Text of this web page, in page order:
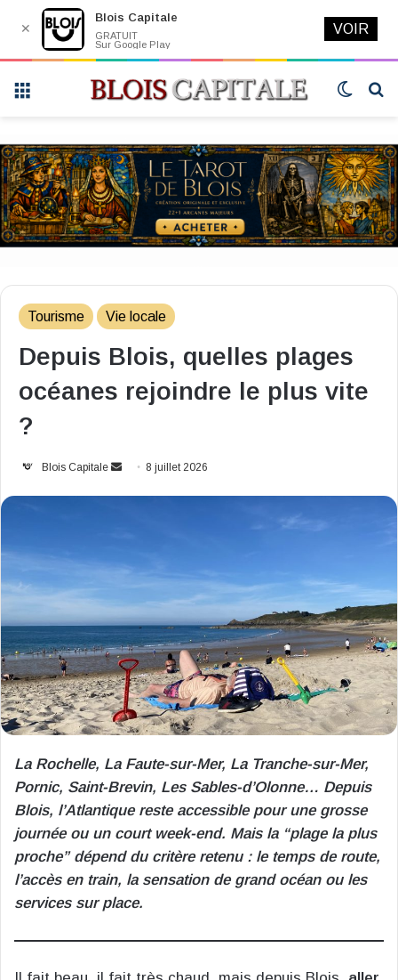
Switch
Tourisme Vie locale
Depuis Blois, quelles plages
océanes rejoindre le plus vite
?
Blois Capitale
Envoyer8 juillet 2026
La Rochelle, La Faute-sur-Mer, La Tranche-sur-Mer,
Pornic, Saint-Brevin, Les Sables-d’Olonne… Depuis
Blois, l’Atlantique reste accessible pour une grosse
journée ou un court week-end. Mais la “plage la plus
proche” dépend du critère retenu : le temps de route,
l’accès en train, la sensation de grand océan ou les
services sur place.
✕
Blois Capitale
GRATUIT
Sur Google Play
VOIR